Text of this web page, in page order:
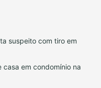
suspeito com tiro em
em condomínio na